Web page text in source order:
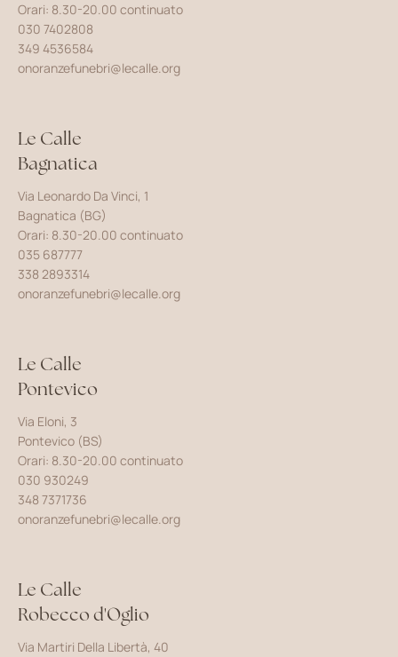
Orari: 8.30-20.00 continuato
030 7402808
349 4536584
onoranzefunebri@lecalle.org
Le Calle
Bagnatica
Via Leonardo Da Vinci, 1
Bagnatica (BG)
Orari: 8.30-20.00 continuato
035 687777
338 2893314
onoranzefunebri@lecalle.org
Le Calle
Pontevico
Via Eloni, 3
Pontevico (BS)
Orari: 8.30-20.00 continuato
030 930249
348 7371736
onoranzefunebri@lecalle.org
Le Calle
Robecco d'Oglio
Via Martiri Della Libertà, 40